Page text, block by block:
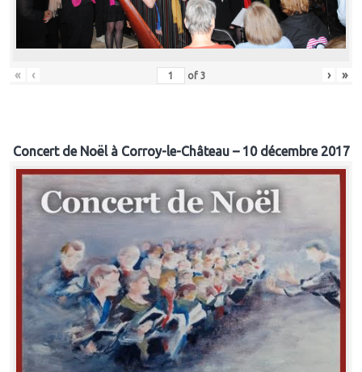
« ‹ of 3 › »
Concert de Noël à Corroy-le-Château – 10 décembre 2017